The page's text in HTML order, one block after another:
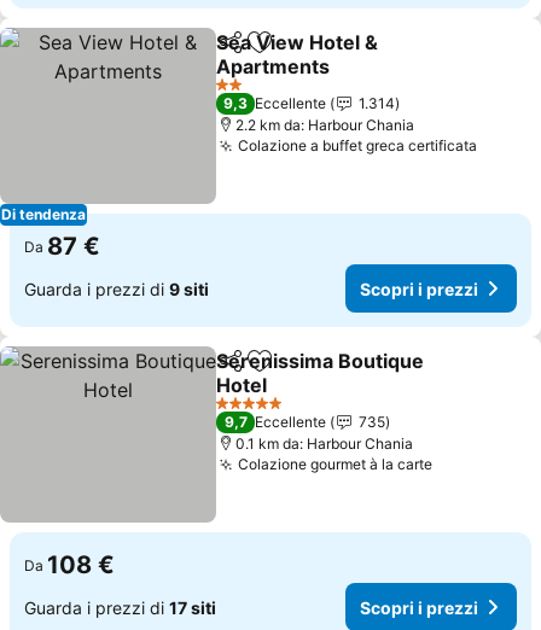
Di tendenza
CondividiAggiungi ai preferiti
Sea View Hotel &
Apartments
Scopri i prezzi
2 Stelle
9,3 Eccellente
1.314
2.2 km da: Harbour Chania
Colazione a buffet greca certificata
Da 87 €
Guarda i prezzi di 9 siti Scopri i prezzi
CondividiAggiungi ai preferiti
Serenissima Boutique
Hotel
Scopri i prezzi
5 Stelle
9,7 Eccellente
735
0.1 km da: Harbour Chania
Colazione gourmet à la carteScopri i
Da 108 €
Guarda i prezzi di 17 siti Scopri i prezzi